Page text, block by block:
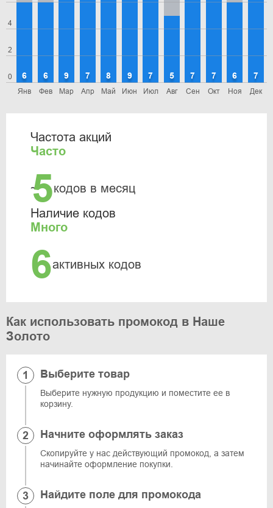
0
2
4
Янв
6
Фев
6
Мар
9
Апр
7
Май
8
Июн
9
Июл
7
Авг
5
Сен
7
Окт
7
Ноя
6
Дек
7
Частота акций
Часто
~
5кодов в месяц
Наличие кодов
Много
6активных кодов
Как использовать промокод в Наше
Золото
Выберите товар
Выберите нужную продукцию и поместите ее в
корзину.
Начните оформлять заказ
Скопируйте у нас действующий промокод, а затем
начинайте оформление покупки.
Найдите поле для промокода